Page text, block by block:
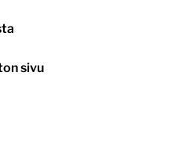
sivu